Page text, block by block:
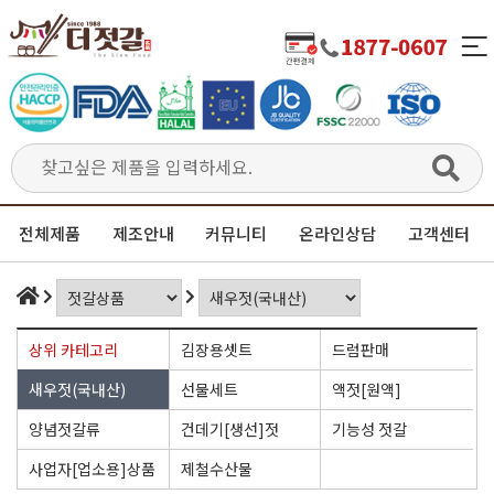
전체제품 제조안내 커뮤니티 온라인상담 고객센터
상위 카테고리 김장용셋트
드럼판매
새우젓(국내산)
선물세트
액젓[원액]
양념젓갈류
건데기[생선]젓
기능성 젓갈
사업자[업소용]상품
제철수산물